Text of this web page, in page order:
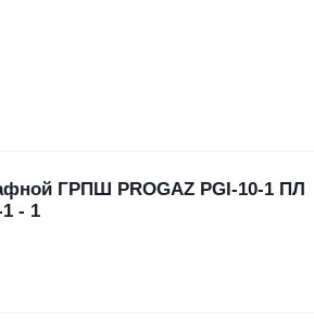
ГРПШ PROGAZ PGI-10-1 ПЛ
- 1